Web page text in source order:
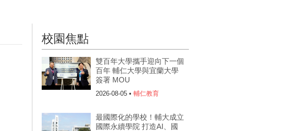
校園焦點
雙百年大學攜手迎向下一個
百年 輔仁大學與宜蘭大學
簽署 MOU
2026-08-05 • 輔仁教育
最國際化的學校！輔大成立
國際永續學院 打造AI、國